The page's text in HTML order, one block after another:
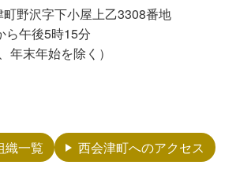
野沢字下小屋上乙3308番地
ら午後5時15分
年末年始を除く）
織一覧 西会津町へのアクセス